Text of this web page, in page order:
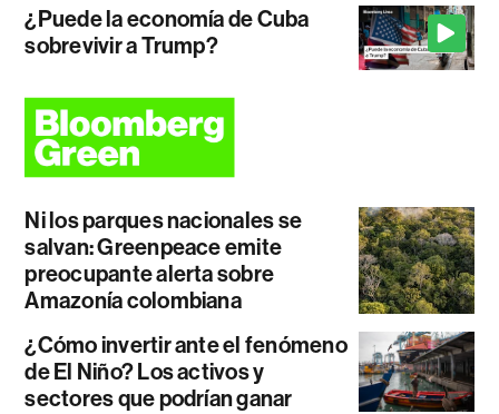
¿Puede la economía de Cuba
sobrevivir a Trump?
Ni los parques nacionales se
salvan: Greenpeace emite
preocupante alerta sobre
Amazonía colombiana
¿Cómo invertir ante el fenómeno
de El Niño? Los activos y
sectores que podrían ganar